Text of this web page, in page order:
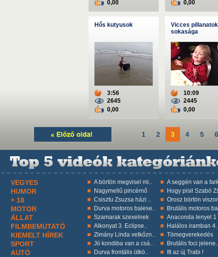
0,00
0,00
Hős kutyusok
3:56
2645
0,00
Vicces pillanatok
sokasága
10:09
2445
0,00
1 2 3 4 5 6
VEGYES A börtön megvisel mi.. A seggén van a
HUMOR Nagymellű pincérnő Hogy pisil Szabó
+ 18 Csisztu Zsuzsa házi .. Orosz börtön
MOTOR Durva motoros balese.. Brutális motoros
ÁLLAT Szamarak szexelnek Anaconda lenyel 1
FILMBEMUTATÓ Alkonyat 3. Eclipse.. Halálos iramban 4.
KIEMELT HÍREK Zimány Linda vetkőzn.. Tömegverekedés
SPORT Jó kondiba van a csá.. Brutális foci jelene..
AUTÓ Durva frontális ütkö.. Itt az új Trabi !